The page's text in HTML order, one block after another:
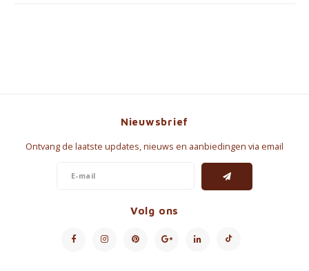
Nieuwsbrief
Ontvang de laatste updates, nieuws en aanbiedingen via email
Volg ons